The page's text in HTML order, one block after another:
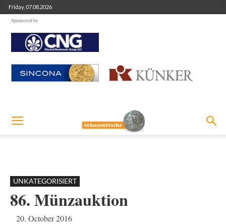
Friday, 07.08.2026
Sponsored by
UNKATEGORISIERT
86. Münzauktion
20. October 2016